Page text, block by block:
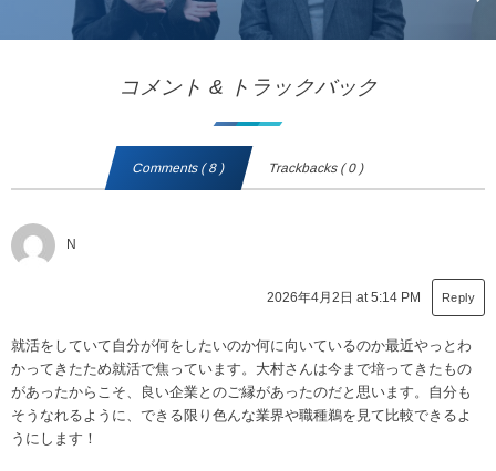
コメント & トラックバック
Comments ( 8 ) Trackbacks ( 0 )
N
2026年4月2日 at 5:14 PM Reply
就活をしていて自分が何をしたいのか何に向いているのか最近やっとわ
かってきたため就活で焦っています。大村さんは今まで培ってきたもの
があったからこそ、良い企業とのご縁があったのだと思います。自分も
そうなれるように、できる限り色んな業界や職種鵜を見て比較できるよ
うにします！